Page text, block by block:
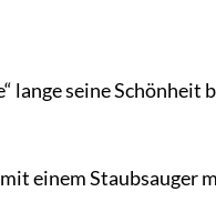
seine Schönheit
einem Staubsauger